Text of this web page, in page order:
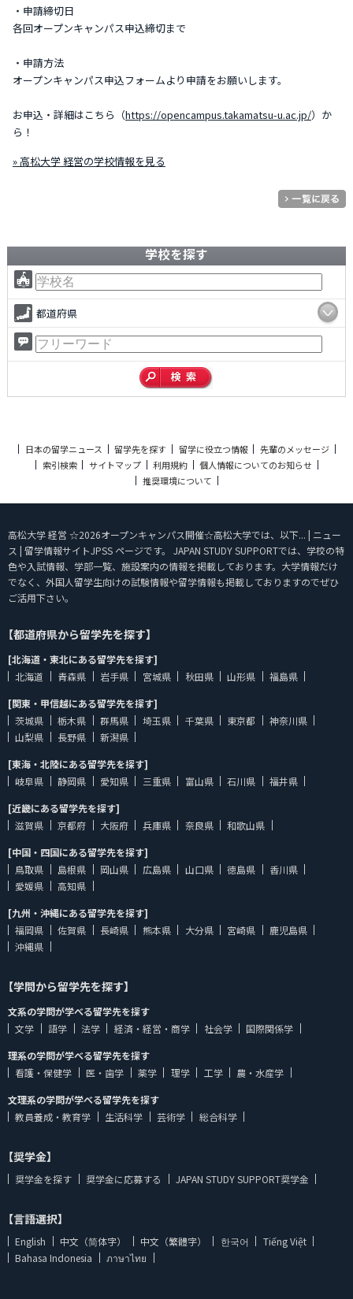
・申請締切日
各回オープンキャンパス申込締切まで
・申請方法
オープンキャンパス申込フォームより申請をお願いします。
お申込・詳細はこちら（https://opencampus.takamatsu-u.ac.jp/）か
ら！
» 高松大学 経営の学校情報を見る
学校を探す
都道府県
日本の留学ニュース 留学先を探す 留学に役立つ情報
先輩のメッセージ
索引検索
サイトマップ 利用規約
個人情報についてのお知らせ
推奨環境について
高松大学 経営 ☆2026オープンキャンパス開催☆高松大学では、以下... | ニュー
ス | 留学情報サイトJPSS ページです。 JAPAN STUDY SUPPORTでは、学校の特
色や入試情報、学部一覧、施設案内の情報を掲載しております。大学情報だけ
でなく、外国人留学生向けの試験情報や留学情報も掲載しておりますのでぜひ
ご活用下さい。
【都道府県から留学先を探す】
[北海道・東北にある留学先を探す]
北海道
青森県 岩手県 宮城県 秋田県 山形県
福島県
[関東・甲信越にある留学先を探す]
茨城県
栃木県 群馬県 埼玉県 千葉県 東京都
神奈川県
山梨県
長野県
新潟県
[東海・北陸にある留学先を探す]
岐阜県
静岡県 愛知県 三重県 富山県 石川県
福井県
[近畿にある留学先を探す]
滋賀県
京都府 大阪府 兵庫県 奈良県
和歌山県
[中国・四国にある留学先を探す]
鳥取県
島根県 岡山県 広島県 山口県 徳島県
香川県
愛媛県
高知県
[九州・沖縄にある留学先を探す]
福岡県
佐賀県 長崎県 熊本県 大分県 宮崎県
鹿児島県
沖縄県
【学問から留学先を探す】
文系の学問が学べる留学先を探す
文学
語学 法学 経済・経営・商学 社会学
国際関係学
理系の学問が学べる留学先を探す
看護・保健学
医・歯学 薬学 理学 工学
農・水産学
文理系の学問が学べる留学先を探す
教員養成・教育学
生活科学 芸術学 総合科学
【奨学金】
奨学金を探す 奨学金に応募する JAPAN STUDY SUPPORT奨学金
【言語選択】
English 中文（简体字） 中文（繁體字） 한국어
Tiếng Việt
Bahasa Indonesia
ภาษาไทย